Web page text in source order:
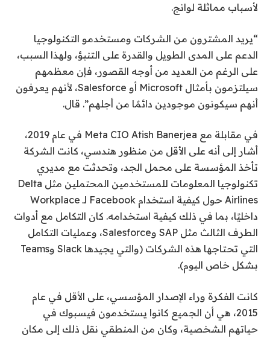
لأسباب مماثلة لوانج.
“يريد المشترون من الشركات ومستخدمو التكنولوجيا
الدعم على المدى الطويل والقدرة على التنبؤ، ولهذا السبب،
على الرغم من العديد من أوجه القصور، فإن معظمهم
سيلتزمون بأمثال Microsoft أو Salesforce، لأنهم يعرفون
أنهم سيكونون موجودين دائمًا من أجلهم”. قال.
في مقابلة مع Meta CIO Atish Banerjea في عام 2019،
أشار إلى أنه على الأقل من منظور هندسي، كانت الشركة
تأخذ المؤسسة على محمل الجد، وتحدثت مع مديري
تكنولوجيا المعلومات للمستخدمين المحتملين مثل Delta
Airlines حول كيفية استخدام Facebook لـ Workplace
داخليًا، بما في ذلك كيفية استخدامه. كان التكامل مع أدوات
الطرف الثالث مثل SAP وSalesforce، وعمليات التكامل
التي تحتاجها هذه الشركات (والتي يجيدها Slack وTeams
بشكل خاص اليوم).
كانت الفكرة وراء الإصدار المؤسسي، على الأقل في عام
2015، هي أن الجميع كانوا يستخدمون فيسبوك في
حياتهم الشخصية، وكان من المنطقي نقل ذلك إلى مكان